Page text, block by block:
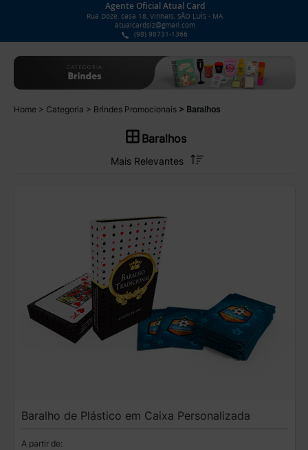
Agente Oficial Atual Card
Rua Doze, casa 18, Vinhais, SÃO LUÍS - MA
atualcardslz@gmail.com
(98) 98731-1366
Home Categoria Brindes Promocionais Baralhos
Baralhos
Baralho de Plástico em Caixa Personalizada
A partir de: